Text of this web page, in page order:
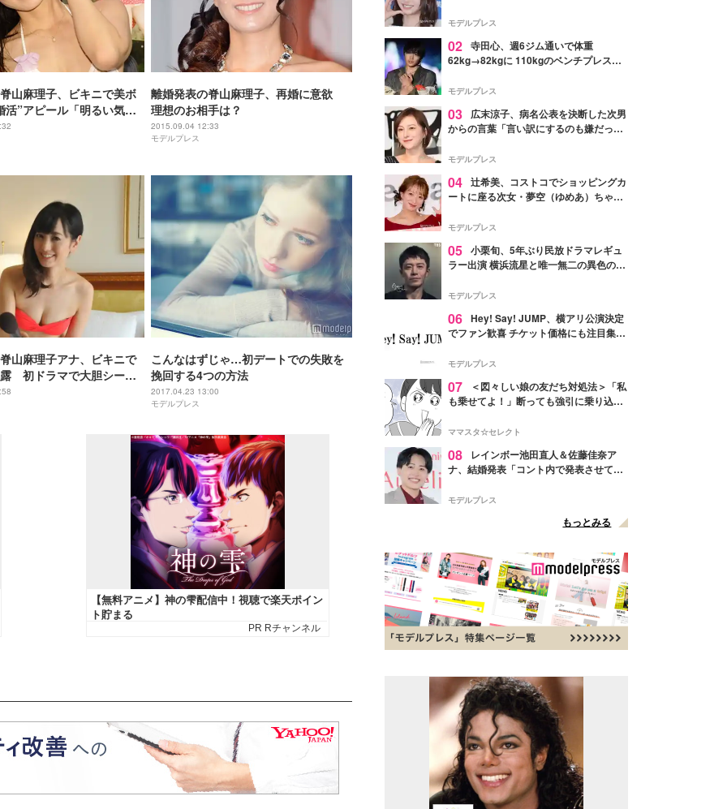
山麻理子、ビキニで美ボ
活”アピール「明るい気持
」
離婚発表の脊山麻理子、再婚に意欲
理想のお相手は？
2015.09.04 12:33
モデルプレス
山麻理子アナ、ビキニで
初ドラマで大胆シーン
こんなはずじゃ…初デートでの失敗を
挽回する4つの方法
2017.04.23 13:00
モデルプレス
た。
モデルプレス
02 寺田心、週6ジム通いで体重
62kg→82kgに 110kgのベンチプレス持
「かっこいい」と反響
モデルプレス
03
広末涼子、病名公表を決断した次男
からの言葉「言い訳にするのも嫌だっ
モデルプレス
04 辻希美、コストコでショッピングカ
ートに座る次女・夢空（ゆめあ）ちゃん
ぎ」「成長を感じる」の声
モデルプレス
05 小栗旬、5年ぶり民放ドラマレギュ
ラー出演 横浜流星と唯一無二の異色のバ
モデルプレス
06 Hey! Say! JUMP、横アリ公演決定
でファン歓喜 チケット価格にも注目集ま
モデルプレス
07
＜図々しい娘の友だち対処法＞「私
も乗せてよ！」断っても強引に乗り込ん
ママスタ☆セレクト
08
レインボー池田直人＆佐藤佳奈ア
ナ、結婚発表「コント内で発表させてい
点変更のため
モデルプレス
もっとみる